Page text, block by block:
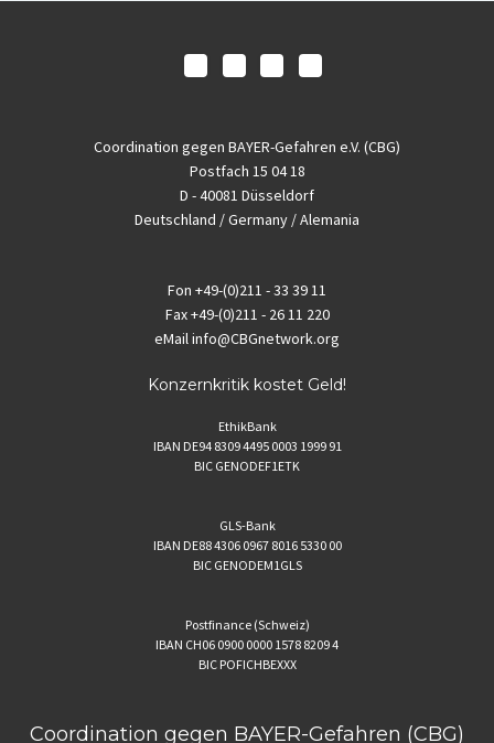
Coordination gegen BAYER-Gefahren e.V. (CBG)
Postfach 15 04 18
D - 40081 Düsseldorf
Deutschland / Germany / Alemania
Fon +49-(0)211 - 33 39 11
Fax+49-(0)211 - 26 11 220
eMailinfo@CBGnetwork.org
Konzernkritik kostet Geld!
EthikBank
IBAN DE94 8309 4495 0003 1999 91
BIC GENODEF1ETK
GLS-Bank
IBAN DE88 4306 0967 8016 5330 00
BIC GENODEM1GLS
Postfinance (Schweiz)
IBAN CH06 0900 0000 1578 8209 4
BIC POFICHBEXXX
Coordination gegen BAYER-Gefahren (CBG)